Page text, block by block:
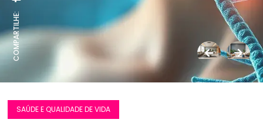
COMPARTILHE:
SAÚDE E QUALIDADE DE VIDA